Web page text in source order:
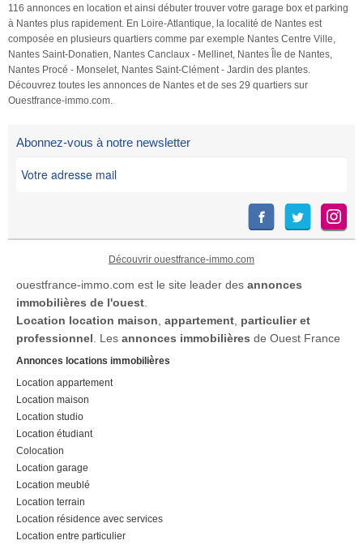
116 annonces en location et ainsi débuter trouver votre garage box et parking
à Nantes plus rapidement. En Loire-Atlantique, la localité de Nantes est
composée en plusieurs quartiers comme par exemple Nantes Centre Ville,
Nantes Saint-Donatien, Nantes Canclaux - Mellinet, Nantes Île de Nantes,
Nantes Procé - Monselet, Nantes Saint-Clément - Jardin des plantes.
Découvrez toutes les annonces de Nantes et de ses 29 quartiers sur
Ouestfrance-immo.com.
Abonnez-vous à notre newsletter
Découvrir ouestfrance-immo.com
ouestfrance-immo.com est le site leader des annonces
immobilières de l'ouest.
Location location maison, appartement, particulier et
professionnel. Les annonces immobilières de Ouest France
Annonces locations immobilières
Location appartement
Location maison
Location studio
Location étudiant
Colocation
Location garage
Location meublé
Location terrain
Location résidence avec services
Location entre particulier